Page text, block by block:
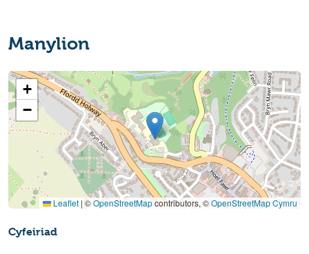
Manylion
+
−
Leaflet | ©OpenStreetMapcontributors, ©OpenStreetMap Cymru
Cyfeiriad